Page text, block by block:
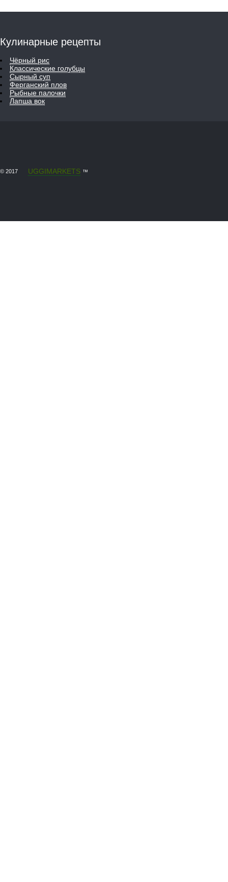
Кулинарные рецепты
Чёрный рис
Классические голубцы
Сырный суп
Ферганский плов
Рыбные палочки
Лапша вок
© 2017 UGGIMARKETS ™